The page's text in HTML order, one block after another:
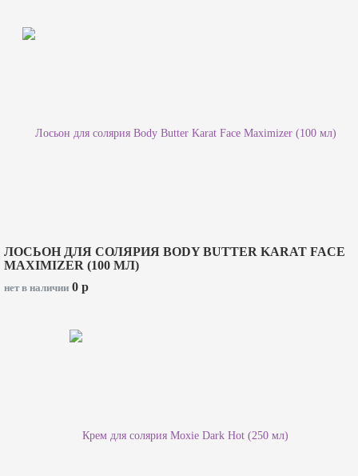
ЛОСЬОН ДЛЯ СОЛЯРИЯ BODY BUTTER KARAT FACE
MAXIMIZER (100 МЛ)
нет в наличии 0 p